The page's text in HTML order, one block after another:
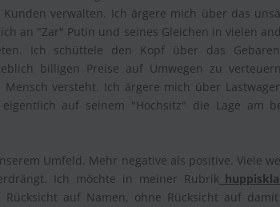
verwalten. Ich ärgere mich über das
an "Zar" Putin und seines Gleichen in vielen
Ich schüttele den Kopf über das
billigen Preise auf Umwegen zu
versteht. Ich ärgere mich über
auf seinem "Hochsitz" die Lage am
Umfeld. Mehr negative als positive. Viele
Ich möchte in meiner Rubrik
auf Namen, ohne Rücksicht auf